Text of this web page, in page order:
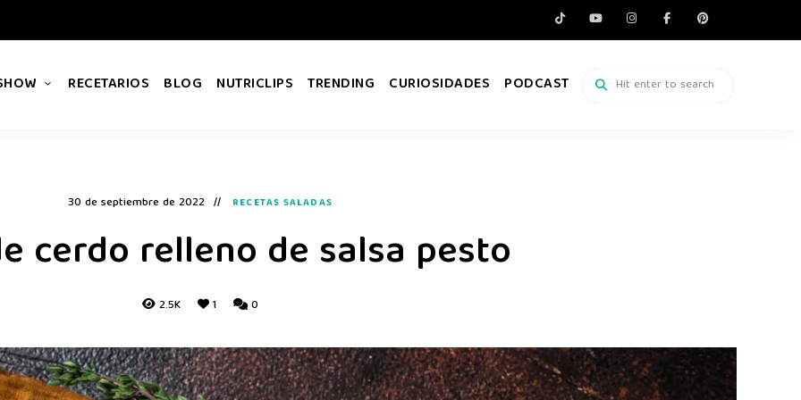
RECETARIOS BLOG NUTRICLIPS TRENDING CURIOSIDADES PODCAST
30 de septiembre de 2022 RECETAS SALADAS
cerdo relleno de salsa pesto
2.5K 1 0